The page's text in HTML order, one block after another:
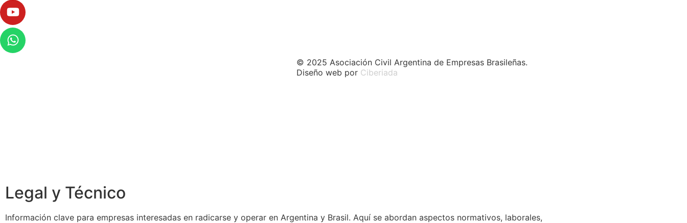
© 2025 Asociación Civil Argentina de Empresas Brasileñas.
Diseño web por Ciberiada
Legal y Técnico
Información clave para empresas interesadas en radicarse y operar en Argentina y Brasil. Aquí se abordan aspectos normativos, laborales,